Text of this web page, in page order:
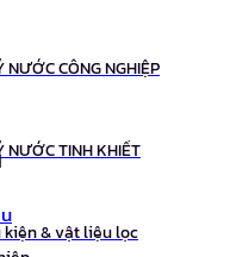
NƯỚC CÔNG NGHIỆP
NƯỚC TINH KHIẾT
kiện & vật liệu lọc